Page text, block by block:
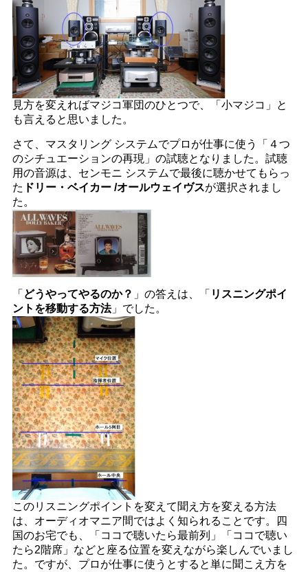
見方を変えればマジコ軍団のひとつで、「小マジコ」と
も言えると思いました。
さて、マスタリング システムでプロが仕事に使う「４つ
のシチュエーションの再現」の試聴となりました。試聴
用の音源は、センモニ システムで最後に聴かせてもらっ
た ドリー・ベイカー /オールウェイヴスが選択されまし
た。
「 どうやってやるのか？ 」の答えは、「 リスニングポイ
ントを移動する方法」でした。
このリスニングポイントを変えて聞え方を変える方法
は、オーディオマニア間ではよく知られることです。四
国のお宅でも、「ココで聴いたら最前列」「ココで聴い
たら2階席」などと座る位置を変えながら楽しんでいまし
た。ですが、プロが仕事に使うとすると単に聞こえ方を